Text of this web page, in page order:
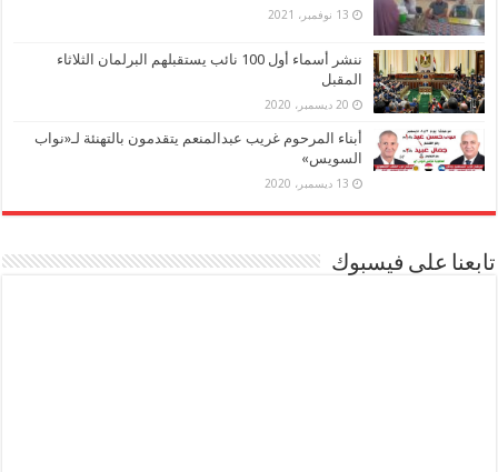
13 نوفمبر، 2021
ننشر أسماء أول 100 نائب يستقبلهم البرلمان الثلاثاء
المقبل
20 ديسمبر، 2020
أبناء المرحوم غريب عبدالمنعم يتقدمون بالتهنئة لـ«نواب
السويس»
13 ديسمبر، 2020
تابعنا على فيسبوك